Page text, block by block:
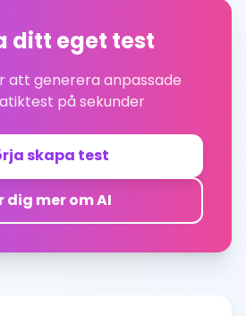
ditt eget test
att generera anpassade
på sekunder
skapa test
dig mer om AI